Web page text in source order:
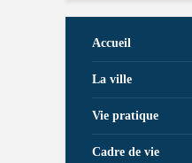
Accueil
La ville
Vie pratique
Cadre de vie